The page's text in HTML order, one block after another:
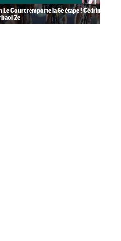
Le Court remporte la 6e étape ! Cédrine
2e